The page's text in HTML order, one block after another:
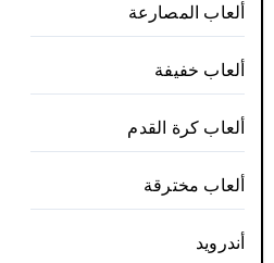
ألعاب المصارعة
ألعاب خفيفة
ألعاب كرة القدم
ألعاب مخترقة
أندرويد